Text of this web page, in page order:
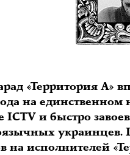
«Территория А»
на
ICTV и быстро
украинцев.
на исполнителей